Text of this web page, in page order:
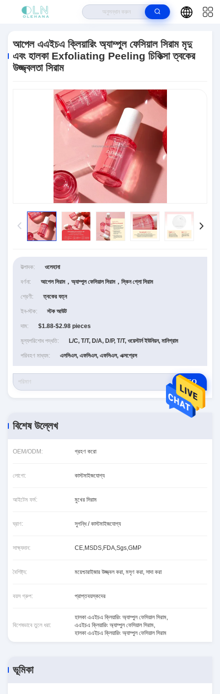
Exfoliating Peeling চিকিত্সা ত্বকের উজ্জ্বলতা সিরাম
আপেল এএইচএ ক্লিয়ারিং অ্যাম্পুল ফেসিয়াল সিরাম মৃদু
এবং হালকা Exfoliating Peeling চিকিত্সা ত্বকের
উজ্জ্বলতা সিরাম
উত্পাদক: ওলেহানা
বর্ণনা: আপেল সিরাম，অ্যাম্পুল ফেসিয়াল সিরাম，স্কিন গ্লো সিরাম
শ্রেণী: ত্বকের যত্ন
ইন-স্টক: স্টক আউট
দাম: $1.88-$2.98 pieces
মূল্যপরিশোধ পদ্ধতি: L/C, T/T, D/A, D/P, T/T, ওয়েস্টার্ন ইউনিয়ন, মানিগ্রাম
পরিবহণ মাধ্যম: এলসিএল, এফসিএল, এফসিএল, এক্সপ্রেস
RFQ
বিশেষ উল্লেখ
OEM/ODM: গ্রহণ করো
লোগো: কাস্টমাইজযোগ্য
আইটেম ফর্ম: মুখের সিরাম
ঘ্রাণ: সুগন্ধি / কাস্টমাইজযোগ্য
সাক্ষ্যদান: CE,MSDS,FDA,Sgs,GMP
বৈশিষ্ট্য: ময়েশ্চারাইজার উজ্জ্বল করা, মসৃণ করা, সাদা করা
বয়স গ্রুপ: প্রাপ্তবয়স্কদের
বিশেষভাবে তুলে ধরা:
হালকা এএইচএ ক্লিয়ারিং অ্যাম্পুল ফেসিয়াল সিরাম,
এএইচএ ক্লিয়ারিং অ্যাম্পুল ফেসিয়াল সিরাম,
হালকা এএইচএ ক্লিয়ারিং অ্যাম্পুল ফেসিয়াল সিরাম
ভূমিকা